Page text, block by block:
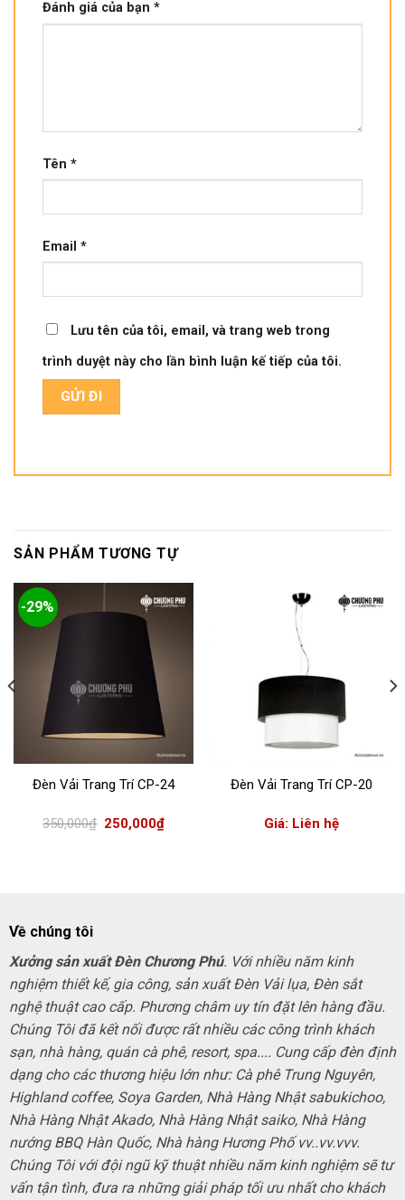
Đánh giá của bạn *
Tên *
Email *
Lưu tên của tôi, email, và trang web trong
trình duyệt này cho lần bình luận kế tiếp của tôi.
SẢN PHẨM TƯƠNG TỰ
-29%
Đèn Vải Trang Trí CP-24
350,000₫ Giá
250,000₫Giá
hiện
Đèn Vải Trang Trí CP-20
Giá: Liên hệ
Về chúng tôi
Xưởng sản xuất Đèn Chương Phú. Với nhiều năm kinh
nghiệm thiết kế, gia công, sản xuất Đèn Vải lụa, Đèn sắt
nghệ thuật cao cấp. Phương châm uy tín đặt lên hàng đầu.
Chúng Tôi đã kết nối được rất nhiều các công trình khách
sạn, nhà hàng, quán cà phê, resort, spa.... Cung cấp đèn định
dạng cho các thương hiệu lớn như: Cà phê Trung Nguyên,
Highland coffee, Soya Garden, Nhà Hàng Nhật sabukichoo,
Nhà Hàng Nhật Akado, Nhà Hàng Nhật saiko, Nhà Hàng
nướng BBQ Hàn Quốc, Nhà hàng Hương Phố vv..vv.vvv.
Chúng Tôi với đội ngũ kỹ thuật nhiều năm kinh nghiệm sẽ tư
vấn tận tình, đưa ra những giải pháp tối ưu nhất cho khách